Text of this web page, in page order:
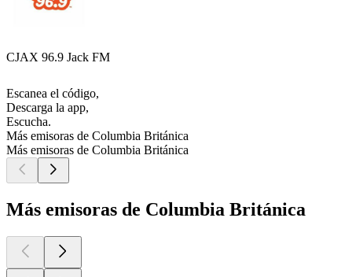
CJAX 96.9 Jack FM
Escanea el código,
Descarga la app,
Escucha.
Más emisoras de Columbia Británica
Más emisoras de Columbia Británica
Más emisoras de Columbia Británica